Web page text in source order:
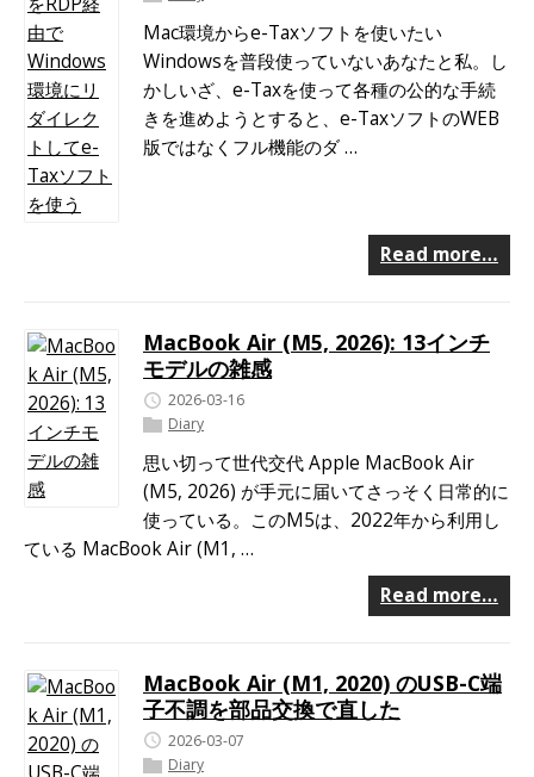
Mac環境からe-Taxソフトを使いたい
Windowsを普段使っていないあなたと私。し
かしいざ、e-Taxを使って各種の公的な手続
きを進めようとすると、e-TaxソフトのWEB
版ではなくフル機能のダ …
Read more…
MacBook Air (M5, 2026): 13インチ
モデルの雑感
2026-03-16
Diary
思い切って世代交代 Apple MacBook Air
(M5, 2026) が手元に届いてさっそく日常的に
使っている。このM5は、2022年から利用し
ている MacBook Air (M1, …
Read more…
MacBook Air (M1, 2020) のUSB-C端
子不調を部品交換で直した
2026-03-07
Diary